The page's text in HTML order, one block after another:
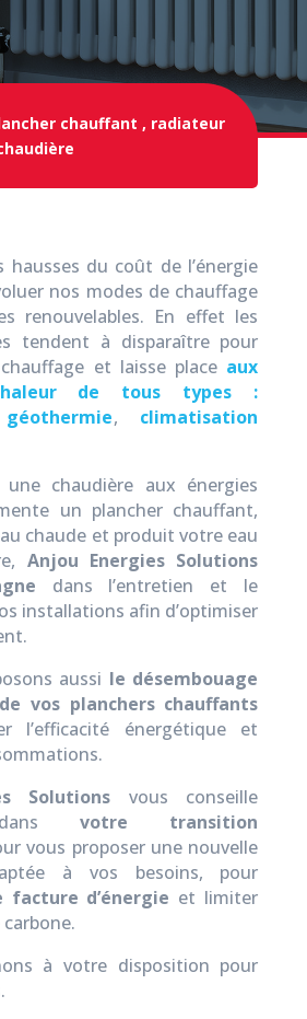
chauffant , radiateur
hausses du coût de l’énergie
nos modes de chauffage
renouvelables. En effet les
tendent à disparaître pour
et laisse place aux
de tous types :
, climatisation
une chaudière aux énergies
un plancher chauffant,
chaude et produit votre eau
Anjou Energies Solutions
dans l’entretien et le
installations afin d’optimiser
aussi le désembouage
vos planchers chauffants
l’efficacité énergétique et
Solutions vous conseille
dansvotre transition
vous proposer une nouvelle
à vos besoins, pour
d’énergie et limiter
à votre disposition pour